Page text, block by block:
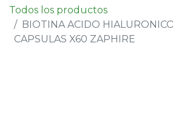
Todos los productos
BIOTINA ACIDO
CAPSULAS X60 ZAPHIRE